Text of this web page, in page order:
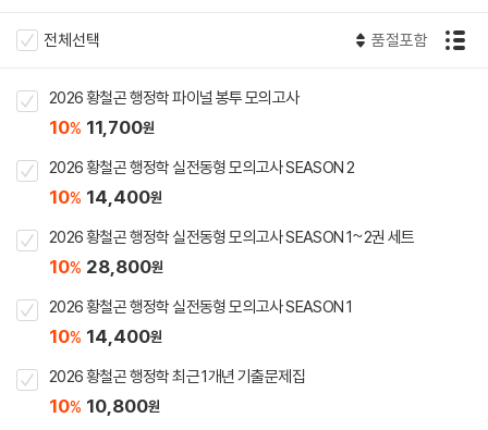
전체선택 품절포함
2026 황철곤 행정학 파이널 봉투 모의고사
10% 11,700원
2026 황철곤 행정학 실전동형 모의고사 SEASON 2
10% 14,400원
2026 황철곤 행정학 실전동형 모의고사 SEASON 1~2권 세트
10% 28,800원
2026 황철곤 행정학 실전동형 모의고사 SEASON 1
10% 14,400원
2026 황철곤 행정학 최근 1개년 기출문제집
10% 10,800원